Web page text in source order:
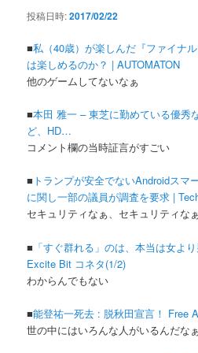
ョ
投稿日時:2017/02/22
■私（40歳）が楽しんだ『ファイナ
は楽しめるのか？ | AUTOMATON
他のゲームしてないなぁ
■本田 雅一 – 東芝に勤めている優秀
ど、HD…
コメント欄の当時証言がすごい
■ トランプが安全でないAndroidスマ
に関し一部の議員が調査を要求 |
セキュリティなぁ、セキュリティなぁ
■ 「すぐ群れる」のは、本当は女よ
Excite Bit コネタ(1/2)
わからんでもない
■能登祐一死去 : 脱秋田宣言！ Free
世の中にはいろんな人がいるんだなぁ